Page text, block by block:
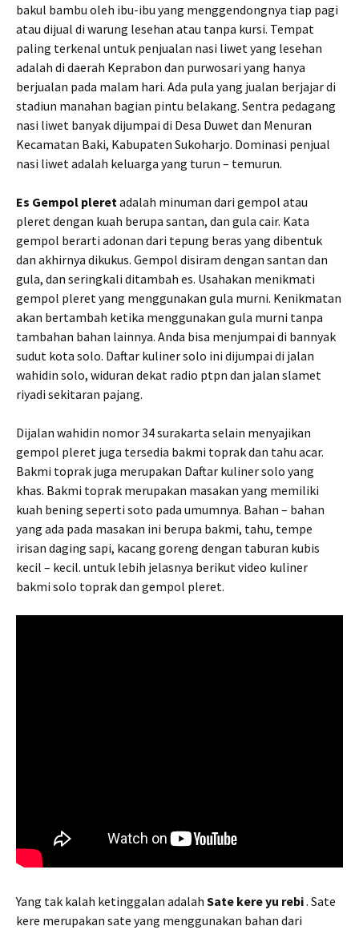
bakul bambu oleh ibu-ibu yang menggendongnya tiap pagi
atau dijual di warung lesehan atau tanpa kursi. Tempat
paling terkenal untuk penjualan nasi liwet yang lesehan
adalah di daerah Keprabon dan purwosari yang hanya
berjualan pada malam hari. Ada pula yang jualan berjajar di
stadiun manahan bagian pintu belakang. Sentra pedagang
nasi liwet banyak dijumpai di Desa Duwet dan Menuran
Kecamatan Baki, Kabupaten Sukoharjo. Dominasi penjual
nasi liwet adalah keluarga yang turun – temurun.
Es Gempol pleretadalah minuman dari gempol atau
pleret dengan kuah berupa santan, dan gula cair. Kata
gempol berarti adonan dari tepung beras yang dibentuk
dan akhirnya dikukus. Gempol disiram dengan santan dan
gula, dan seringkali ditambah es. Usahakan menikmati
gempol pleret yang menggunakan gula murni. Kenikmatan
akan bertambah ketika menggunakan gula murni tanpa
tambahan bahan lainnya. Anda bisa menjumpai di bannyak
sudut kota solo. Daftar kuliner solo ini dijumpai di jalan
wahidin solo, widuran dekat radio ptpn dan jalan slamet
riyadi sekitaran pajang.
Dijalan wahidin nomor 34 surakarta selain menyajikan
gempol pleret juga tersedia bakmi toprak dan tahu acar.
Bakmi toprak juga merupakan Daftar kuliner solo yang
khas. Bakmi toprak merupakan masakan yang memiliki
kuah bening seperti soto pada umumnya. Bahan – bahan
yang ada pada masakan ini berupa bakmi, tahu, tempe
irisan daging sapi, kacang goreng dengan taburan kubis
kecil – kecil. untuk lebih jelasnya berikut video kuliner
bakmi solo toprak dan gempol pleret.
Yang tak kalah ketinggalan adalah Sate kere yu rebi. Sate
kere merupakan sate yang menggunakan bahan dari